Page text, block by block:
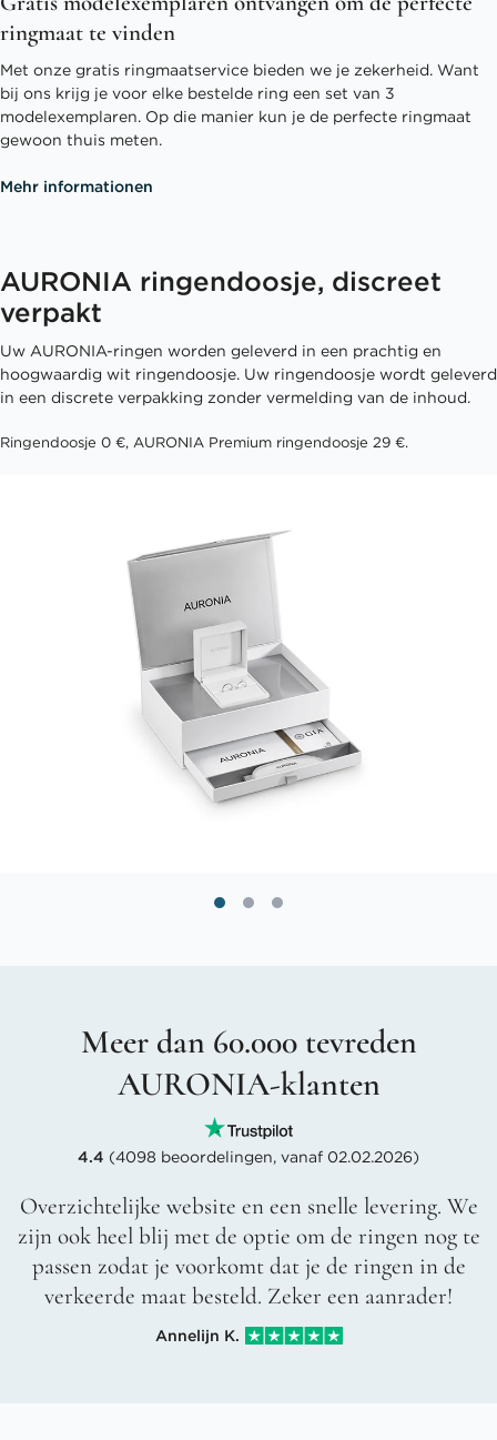
ringmaat te vinden
Met onze gratis ringmaatservice bieden we je zekerheid. Want
bij ons krijg je voor elke bestelde ring een set van 3
modelexemplaren. Op die manier kun je de perfecte ringmaat
gewoon thuis meten.
Mehr informationen
AURONIA ringendoosje, discreet
verpakt
Uw AURONIA-ringen worden geleverd in een prachtig en
hoogwaardig wit ringendoosje. Uw ringendoosje wordt geleverd
in een discrete verpakking zonder vermelding van de inhoud.
Ringendoosje 0 €, AURONIA Premium ringendoosje 29 €.
Meer dan 60.000 tevreden
AURONIA-klanten
4.4 (4098 beoordelingen, vanaf 02.02.2026)
Overzichtelijke website en een snelle levering. We
zijn ook heel blij met de optie om de ringen nog te
passen zodat je voorkomt dat je de ringen in de
verkeerde maat besteld. Zeker een aanrader!
Annelijn K.